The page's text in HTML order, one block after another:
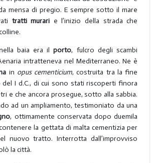
mensa di pregio. E sempre sotto il mare
tratti murari e l’inizio della strada che
baia era ilporto, fulcro degli scambi
intratteneva nel Mediterraneo. Ne è
in opus cementicium, costruita tra la fine
del I d.C., di cui sono stati riscoperti finora
e che ancora prosegue, sotto alla sabbia.
ad un ampliamento, testimoniato da una
, ottimamente conservata dopo duemila
la gettata di malta cementizia per
nuovo tratto. Interrotta dall’improvviso
la città.